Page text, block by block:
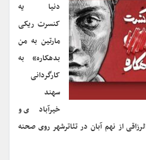
دنیا یه
کنسرت ریکی
مارتین به من
بدهکاره» به
کارگردانی
سهند
خیرآبادی و
از نهم آبان در تئاترشهر روی صحنه